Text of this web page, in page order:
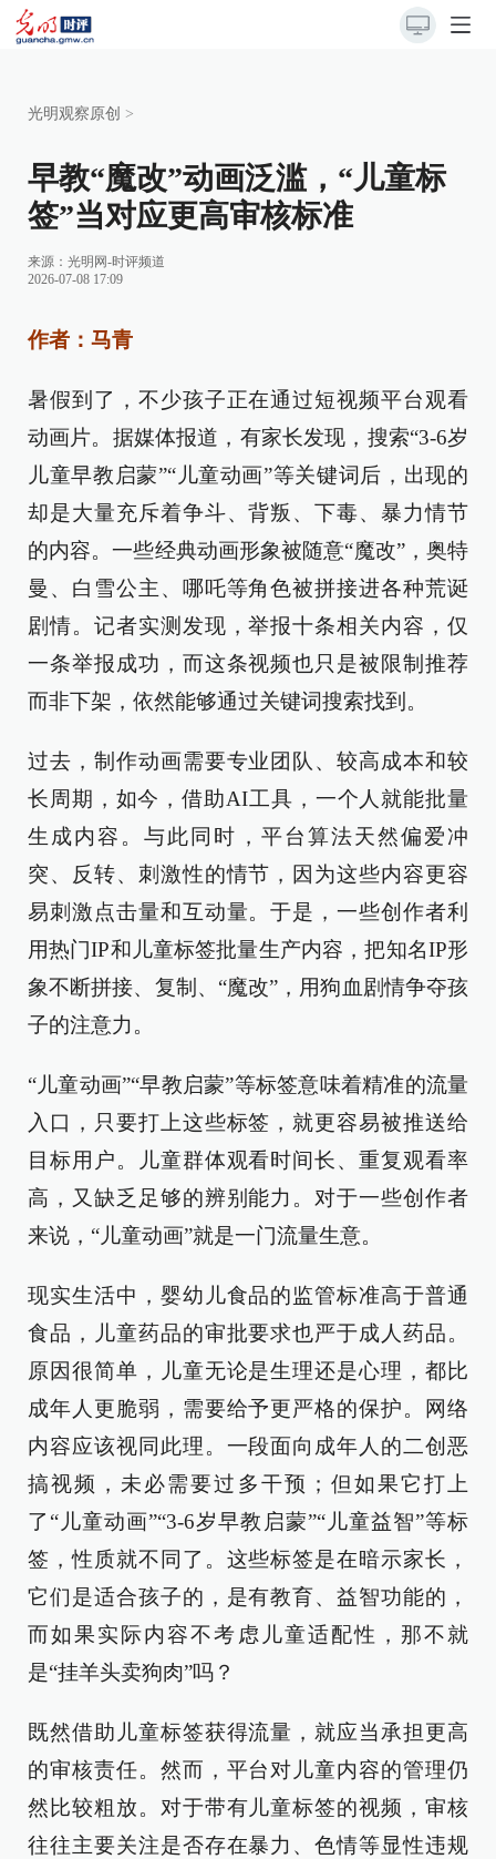
光明观察原创 >
早教“魔改”动画泛滥，“儿童标
签”当对应更高审核标准
来源： 光明网-时评频道
2026-07-08 17:09
作者：马青
暑假到了，不少孩子正在通过短视频平台观看
动画片。据媒体报道，有家长发现，搜索“3-6岁
儿童早教启蒙”“儿童动画”等关键词后，出现的
却是大量充斥着争斗、背叛、下毒、暴力情节
的内容。一些经典动画形象被随意“魔改”，奥特
曼、白雪公主、哪吒等角色被拼接进各种荒诞
剧情。记者实测发现，举报十条相关内容，仅
一条举报成功，而这条视频也只是被限制推荐
而非下架，依然能够通过关键词搜索找到。
过去，制作动画需要专业团队、较高成本和较
长周期，如今，借助AI工具，一个人就能批量
生成内容。与此同时，平台算法天然偏爱冲
突、反转、刺激性的情节，因为这些内容更容
易刺激点击量和互动量。于是，一些创作者利
用热门IP和儿童标签批量生产内容，把知名IP形
象不断拼接、复制、“魔改”，用狗血剧情争夺孩
子的注意力。
“儿童动画”“早教启蒙”等标签意味着精准的流量
入口，只要打上这些标签，就更容易被推送给
目标用户。儿童群体观看时间长、重复观看率
高，又缺乏足够的辨别能力。对于一些创作者
来说，“儿童动画”就是一门流量生意。
现实生活中，婴幼儿食品的监管标准高于普通
食品，儿童药品的审批要求也严于成人药品。
原因很简单，儿童无论是生理还是心理，都比
成年人更脆弱，需要给予更严格的保护。网络
内容应该视同此理。一段面向成年人的二创恶
搞视频，未必需要过多干预；但如果它打上
了“儿童动画”“3-6岁早教启蒙”“儿童益智”等标
签，性质就不同了。这些标签是在暗示家长，
它们是适合孩子的，是有教育、益智功能的，
而如果实际内容不考虑儿童适配性，那不就
是“挂羊头卖狗肉”吗？
既然借助儿童标签获得流量，就应当承担更高
的审核责任。然而，平台对儿童内容的管理仍
然比较粗放。对于带有儿童标签的视频，审核
往往主要关注是否存在暴力、色情等显性违规